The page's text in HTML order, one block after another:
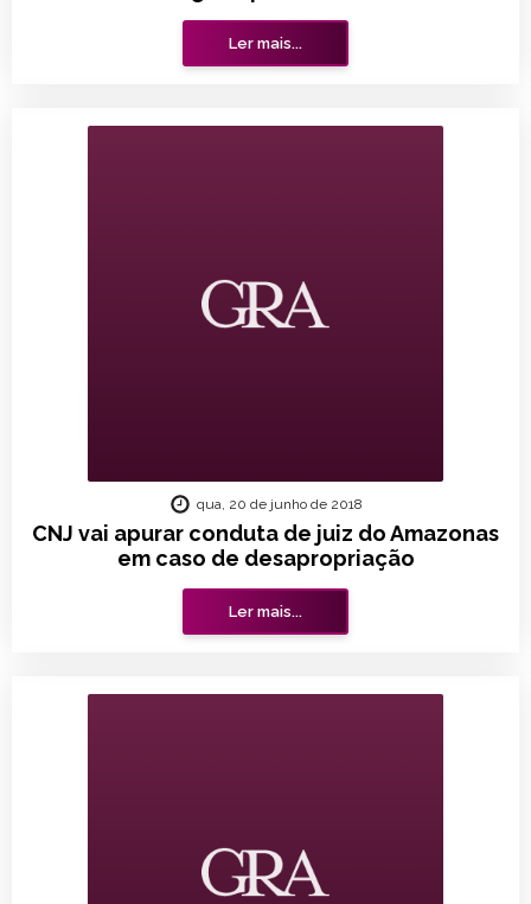
Ler mais...
CNJ vai apurar conduta de juiz do Amazonas
em caso de desapropriação
qua, 20 de junho de 2018
Ler mais...